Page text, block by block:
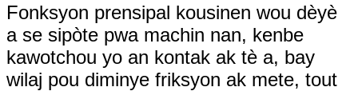
Fonksyon prensipal kousinen wou dèyè
a se sipòte pwa machin nan, kenbe
kawotchou yo an kontak ak tè a, bay
wilaj pou diminye friksyon ak mete, tout